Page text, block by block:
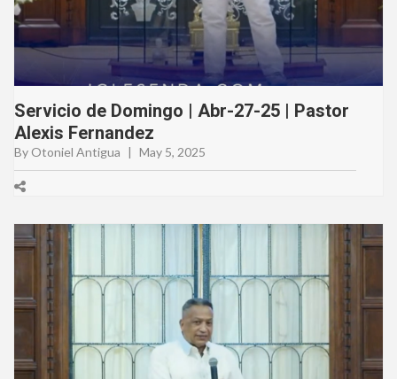
Servicio de Domingo | Abr-27-25 | Pastor
Alexis Fernandez
By Otoniel Antigua | May 5, 2025